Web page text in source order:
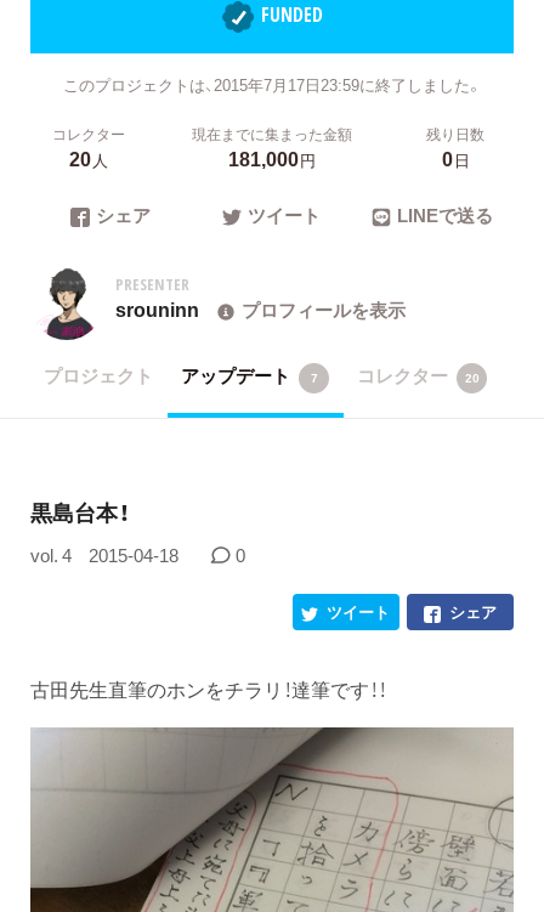
FUNDED
このプロジェクトは、2015年7月17日23:59に終了しました。
コレクター
20人
現在までに集まった金額
181,000円
残り日数
0日
シェア ツイート LINEで送る
PRESENTER
srouninn プロフィールを表示
プロジェクト アップデート 7 コレクター 20
黒島台本！
vol. 4 2015-04-18 0
シェア
ツイート
古田先生直筆のホンをチラリ！達筆です！！